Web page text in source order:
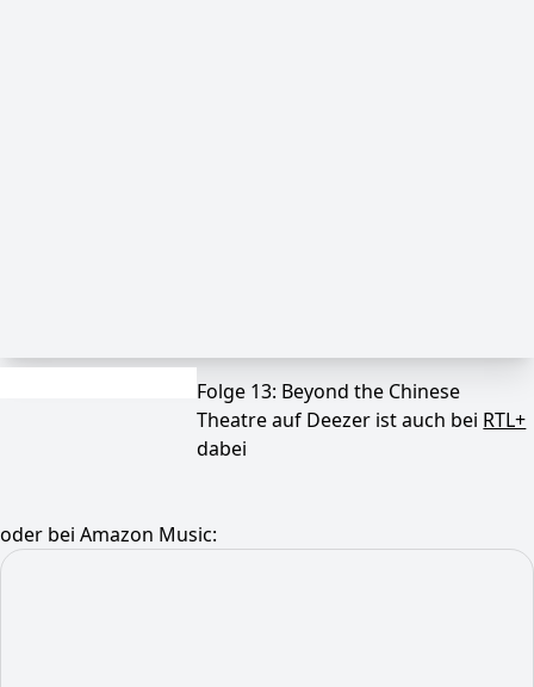
Folge 13: Beyond the Chinese
Theatre auf Deezer ist auch bei RTL+
dabei
oder bei Amazon Music: